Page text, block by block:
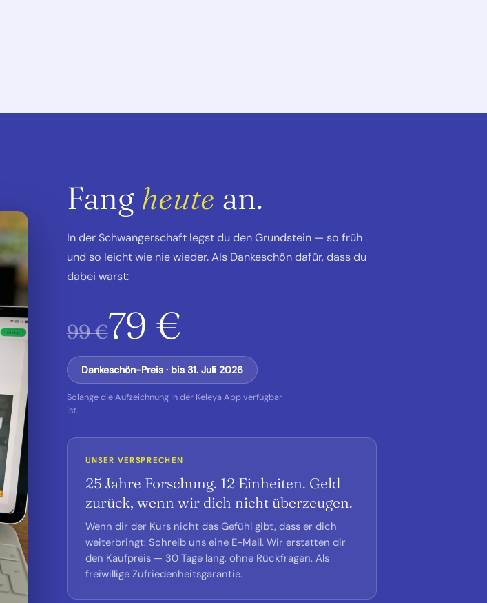
Fang heute an.
In der Schwangerschaft legst du den Grundstein — so früh
und so leicht wie nie wieder. Als Dankeschön dafür, dass du
dabei warst:
99 €79 €
Dankeschön-Preis · bis 31. Juli 2026
Solange die Aufzeichnung in der Keleya App verfügbar
ist.
UNSER VERSPRECHEN
25 Jahre Forschung. 12 Einheiten. Geld
zurück, wenn wir dich nicht überzeugen.
Wenn dir der Kurs nicht das Gefühl gibt, dass er dich
weiterbringt: Schreib uns eine E-Mail. Wir erstatten dir
den Kaufpreis — 30 Tage lang, ohne Rückfragen. Als
freiwillige Zufriedenheitsgarantie.